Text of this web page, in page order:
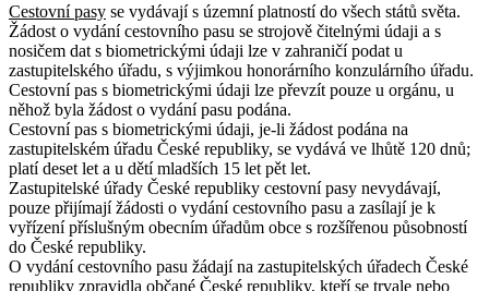
Cestovní pasy se vydávají s územní platností do všech států světa.
Žádost o vydání cestovního pasu se strojově čitelnými údaji a s
nosičem dat s biometrickými údaji lze v zahraničí podat u
zastupitelského úřadu, s výjimkou honorárního konzulárního úřadu.
Cestovní pas s biometrickými údaji lze převzít pouze u orgánu, u
něhož byla žádost o vydání pasu podána.
Cestovní pas s biometrickými údaji, je-li žádost podána na
zastupitelském úřadu České republiky, se vydává ve lhůtě 120 dnů;
platí deset let a u dětí mladších 15 let pět let.
Zastupitelské úřady České republiky cestovní pasy nevydávají,
pouze přijímají žádosti o vydání cestovního pasu a zasílají je k
vyřízení příslušným obecním úřadům obce s rozšířenou působností
do České republiky.
O vydání cestovního pasu žádají na zastupitelských úřadech České
republiky zpravidla občané České republiky, kteří se trvale nebo